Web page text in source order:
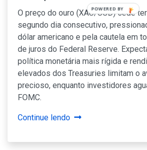
O preço do ouro (XAU/USD) cede
segundo dia consecutivo,
dólar americano e pela cautela em
de juros do Federal Reserve.
política monetária mais rígida e
elevados dos Treasuries limitam o
precioso, enquanto investidores
FOMC.
Continue lendo
POWERED
BY